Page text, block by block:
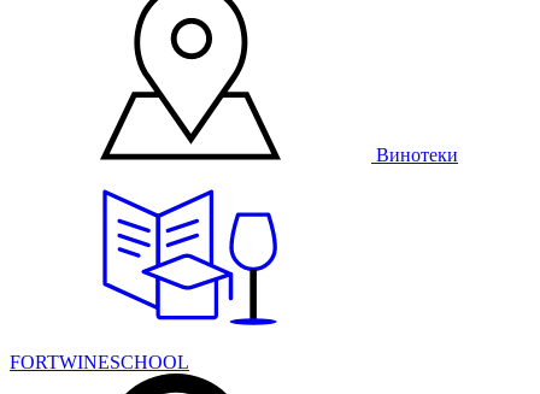
Винотеки
FORTWINESCHOOL